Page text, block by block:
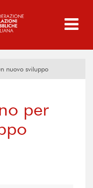
nuovo sviluppo
per